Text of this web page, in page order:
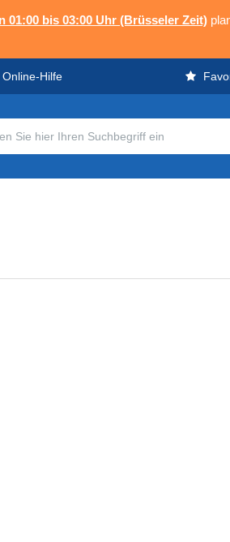
01:00 bis 03:00 Uhr (Brüsseler Zeit)
Online-Hilfe